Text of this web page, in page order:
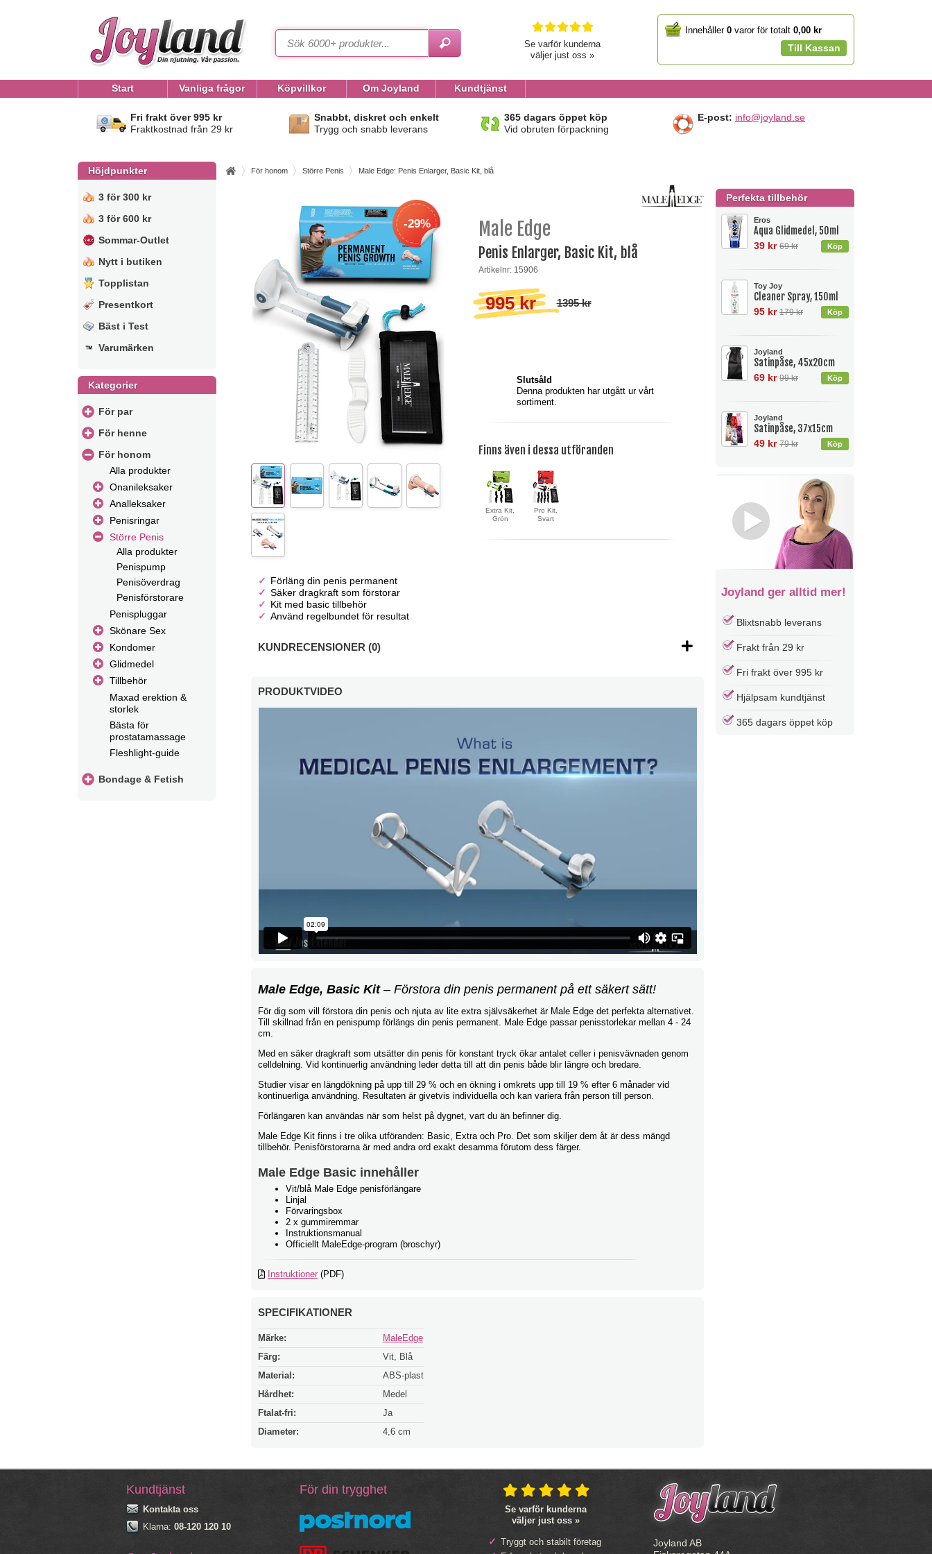
Se varför kunderna
väljer just oss »
YourInnehåller 0 varor för totalt 0,00 kr
Till Kassan
Start Vanliga frågor Köpvillkor Om Joyland Kundtjänst
Fri frakt över 995 kr
Fraktkostnad från 29 kr
Snabbt, diskret och enkelt
Trygg och snabb leverans
365 dagars öppet köp
Vid obruten förpackning
E-post: info@joyland.se
Höjdpunkter
3 för 300 kr
3 för 600 kr
Sommar-Outlet
Nytt i butiken
Topplistan
Presentkort
Bäst i Test
Varumärken
Kategorier
För par
För henne
För honom
Alla produkter
Onanileksaker
Analleksaker
Penisringar
Större Penis
Alla produkter
Penispump
Penisöverdrag
Penisförstorare
Penispluggar
Skönare Sex
Kondomer
Glidmedel
Tillbehör
Maxad erektion &
storlek
Bästa för
prostatamassage
Fleshlight-guide
Bondage & Fetish
För honom Större Penis Male Edge: Penis Enlarger, Basic Kit, blå
-29% Male Edge
Penis Enlarger, Basic Kit, blå
Artikelnr: 15906
995 kr 1395 kr
Slutsåld
Denna produkten har utgått ur vårt
sortiment.
Finns även i dessa utföranden
Extra Kit,
Grön
Pro Kit,
Svart
Förläng din penis permanent
Säker dragkraft som förstorar
Kit med basic tillbehör
Använd regelbundet för resultat
KUNDRECENSIONER (0)
PRODUKTVIDEO
Male Edge, Basic Kit– Förstora din penis permanent på ett säkert sätt!
För dig som vill förstora din penis och njuta av lite extra självsäkerhet är Male Edge det perfekta alternativet.
Till skillnad från en penispump förlängs din penis permanent. Male Edge passar penisstorlekar mellan 4 - 24
cm.
Med en säker dragkraft som utsätter din penis för konstant tryck ökar antalet celler i penisvävnaden genom
celldelning. Vid kontinuerlig användning leder detta till att din penis både blir längre och bredare.
Studier visar en längdökning på upp till 29 % och en ökning i omkrets upp till 19 % efter 6 månader vid
kontinuerliga användning. Resultaten är givetvis individuella och kan variera från person till person.
Förlängaren kan användas när som helst på dygnet, vart du än befinner dig.
Male Edge Kit finns i tre olika utföranden: Basic, Extra och Pro. Det som skiljer dem åt är dess mängd
tillbehör. Penisförstorarna är med andra ord exakt desamma förutom dess färger.
Male Edge Basic innehåller
Vit/blå Male Edge penisförlängare
Linjal
Förvaringsbox
2 x gummiremmar
Instruktionsmanual
Officiellt MaleEdge-program (broschyr)
Instruktioner (PDF)
SPECIFIKATIONER
Märke:
MaleEdge
Färg:
Vit, Blå
Material:
ABS-plast
Hårdhet:
Medel
Ftalat-fri:
Ja
Diameter:
4,6 cm
Perfekta tillbehör
Eros
Aqua Glidmedel, 50ml
39 kr 69 kr
Toy Joy
Cleaner Spray, 150ml
95 kr 179 kr
Joyland
Satinpåse, 45x20cm
69 kr 99 kr
Joyland
Satinpåse, 37x15cm
49 kr 79 kr
Joyland ger alltid mer!
Blixtsnabb leverans
Frakt från 29 kr
Fri frakt över 995 kr
Hjälpsam kundtjänst
365 dagars öppet köp
Kundtjänst
Kontakta oss
Klarna: 08-120 120 10
För din trygghet
Se varför kunderna
väljer just oss »
Tryggt och stabilt företag
Joyland AB